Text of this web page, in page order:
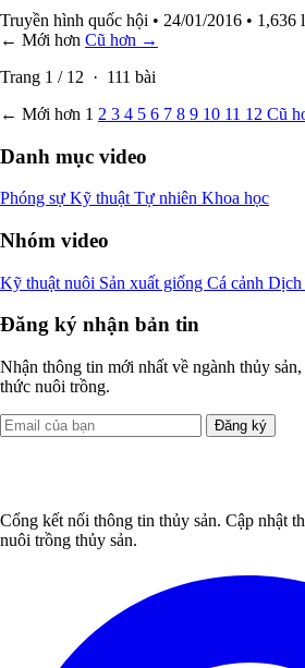
Truyền hình quốc hội • 24/01/2016 • 1,636
← Mới hơn Cũ hơn →
Trang 1 / 12 · 111 bài
← Mới hơn 1 2 3 4 5 6 7 8 9 10 11 12 Cũ
Danh mục video
Phóng sự Kỹ thuật Tự nhiên Khoa học
Nhóm video
Kỹ thuật nuôi Sản xuất giống Cá cảnh Dịch
Đăng ký nhận bản tin
Nhận thông tin mới nhất về ngành thủy
thức nuôi trồng.
Đăng ký
Cổng kết nối thông tin thủy sản. Cập nhật
nuôi trồng thủy sản.